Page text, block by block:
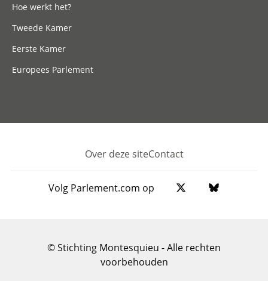
Hoe werkt het?
Tweede Kamer
Eerste Kamer
Europees Parlement
Footer
Over deze siteContact
Volg Parlement.com op
© Stichting Montesquieu - Alle rechten
voorbehouden